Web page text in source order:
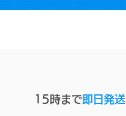
15時まで即日発送